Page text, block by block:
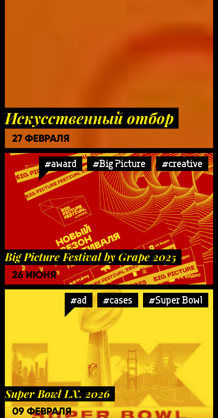
Искусственный отбор
27 ФЕВРАЛЯ
#award #Big Picture #creative
Big Picture Festival by Grape 2025
26 ИЮНЯ
#ad #cases #Super Bowl
Super Bowl LX. 2026
09 ФЕВРАЛЯ